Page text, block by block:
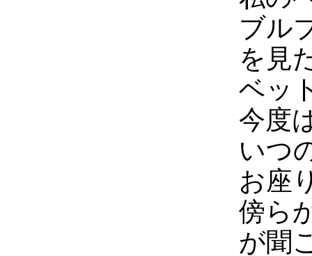
ブル
を見
ベッ
今度
いつ
お座
傍ら
が聞